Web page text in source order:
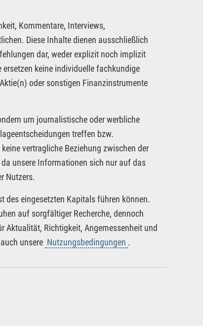
Kommentare, Interviews,
Diese Inhalte dienen ausschließlich
dar, weder explizit noch implizit
keine individuelle fachkundige
oder sonstigen Finanzinstrumente
um journalistische oder werbliche
treffen bzw.
vertragliche Beziehung zwischen der
unsere Informationen sich nur auf das
Nutzers.
des eingesetzten Kapitals führen können.
auf sorgfältiger Recherche, dennoch
Aktualität, Richtigkeit, Angemessenheit und
unsere Nutzungsbedingungen .